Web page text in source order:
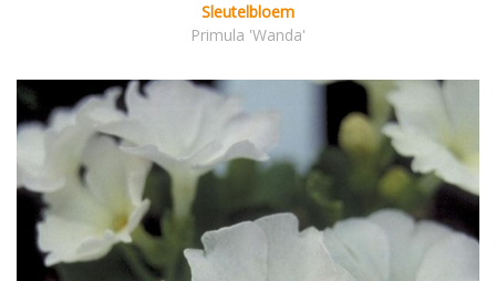
Sleutelbloem
Primula 'Wanda'